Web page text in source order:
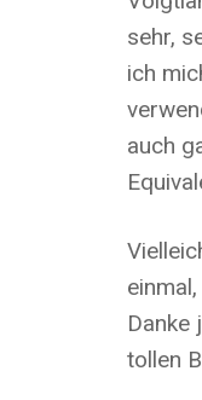
sehr,
ich
auch
Danke
tollen